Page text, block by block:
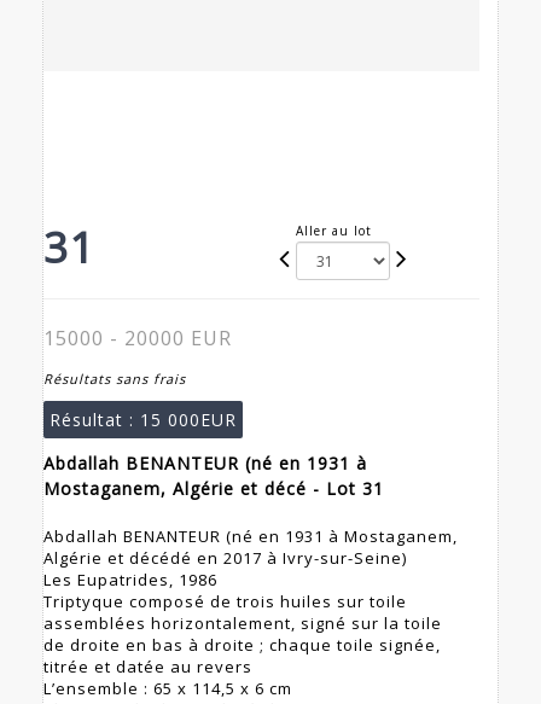
31 Aller au lot
15000 - 20000 EUR
Résultats sans frais
Résultat : 15 000EUR
Abdallah BENANTEUR (né en 1931 à
Mostaganem, Algérie et décé - Lot 31
Abdallah BENANTEUR (né en 1931 à Mostaganem,
Algérie et décédé en 2017 à Ivry-sur-Seine)
Les Eupatrides, 1986
Triptyque composé de trois huiles sur toile
assemblées horizontalement, signé sur la toile
de droite en bas à droite ; chaque toile signée,
titrée et datée au revers
L’ensemble : 65 x 114,5 x 6 cm